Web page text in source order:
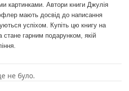
картинками. Автори книги Джулія
мають досвід до написання
успіхом. Купіть цю книгу на
стане гарним подарунком, якій
не було.